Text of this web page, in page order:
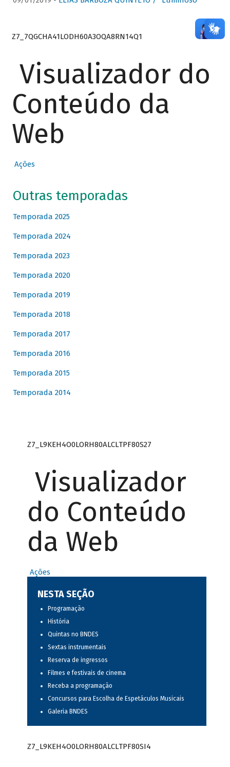
Z7_7QGCHA41LODH60A3OQA8RN14Q1
Visualizador do
Conteúdo da
Web
Ações
Outras temporadas
Temporada 2025
Temporada 2024
Temporada 2023
Temporada 2020
Temporada 2019
Temporada 2018
Temporada 2017
Temporada 2016
Temporada 2015
Temporada 2014
Z7_L9KEH4O0LORH80ALCLTPF80S27
Visualizador
do Conteúdo
da Web
Ações
NESTA SEÇÃO
Programação
História
Quintas no BNDES
Sextas instrumentais
Reserva de ingressos
Filmes e festivais de cinema
Receba a programação
Concursos para Escolha de Espetáculos Musicais
Galeria BNDES
Z7_L9KEH4O0LORH80ALCLTPF80SI4